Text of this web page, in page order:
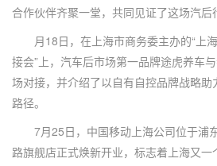
合作伙伴齐聚一堂，共同见证了这场汽后
月18日，在上海市商务委主办的“上
接会”上，汽车后市场第一品牌途虎养车
场对接，并介绍了以自有自控品牌战略
路径。
7月25日，中国移动上海公司位于浦
路旗舰店正式焕新开业，标志着上海又一